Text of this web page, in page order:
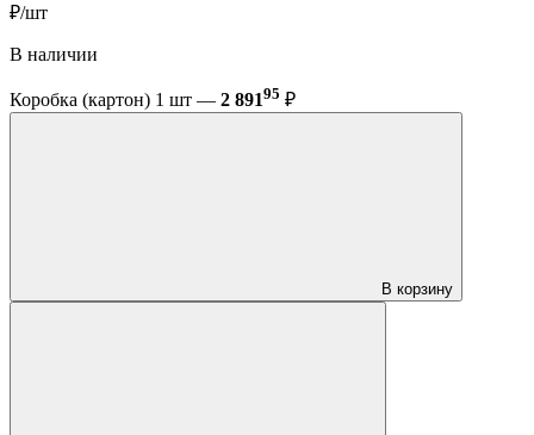
₽/шт
В наличии
Коробка (картон) 1 шт — 2 89195 ₽
В корзину